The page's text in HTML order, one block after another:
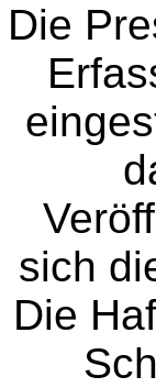
Die
sich
Die